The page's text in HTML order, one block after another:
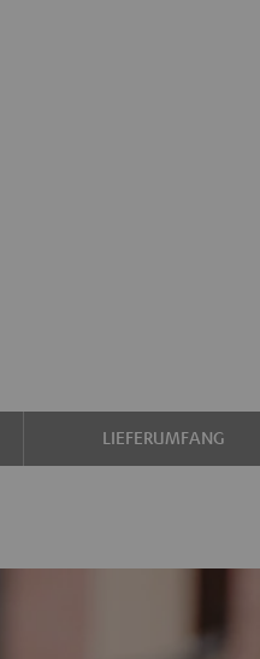
LIEFERUMFANG